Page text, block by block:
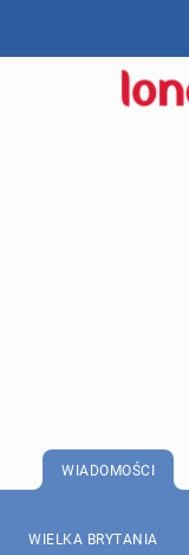
WIADOMOŚCI
WIELKA BRYTANIA